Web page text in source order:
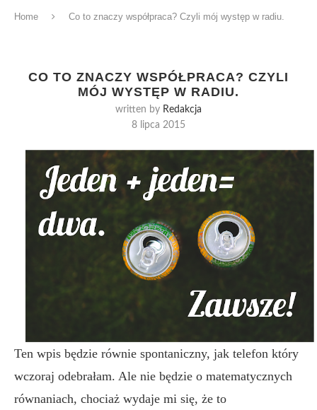
Home Co to znaczy współpraca? Czyli mój występ w radiu.
CO TO ZNACZY WSPÓŁPRACA? CZYLI
MÓJ WYSTĘP W RADIU.
written by Redakcja
8 lipca 2015
Ten wpis będzie równie spontaniczny, jak telefon który
wczoraj odebrałam. Ale nie będzie o matematycznych
równaniach, chociaż wydaje mi się, że to